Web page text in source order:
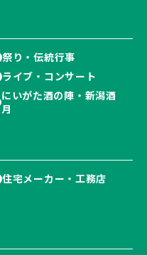
祭り・伝統行事
ライブ・コンサート
にいがた酒の陣・新潟酒
月
住宅メーカー・工務店